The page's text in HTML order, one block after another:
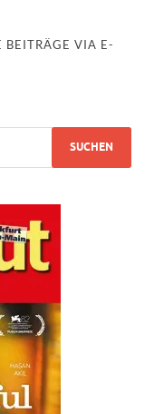
BEITRÄGE VIA E-